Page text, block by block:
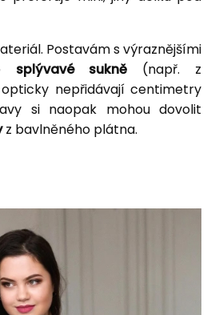
Postavám s výraznějšími
splývavé sukně (např. z
nepřidávají centimetry
si naopak mohou dovolit
z bavlněného plátna.